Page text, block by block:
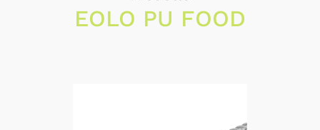
EOLO PU FOOD